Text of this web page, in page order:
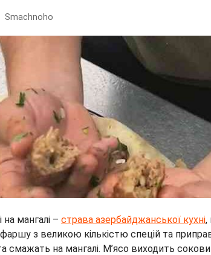
Smachnoho
мангалі – страва азербайджанської кухні,
з великою кількістю спецій та
смажать на мангалі. М’ясо виходить